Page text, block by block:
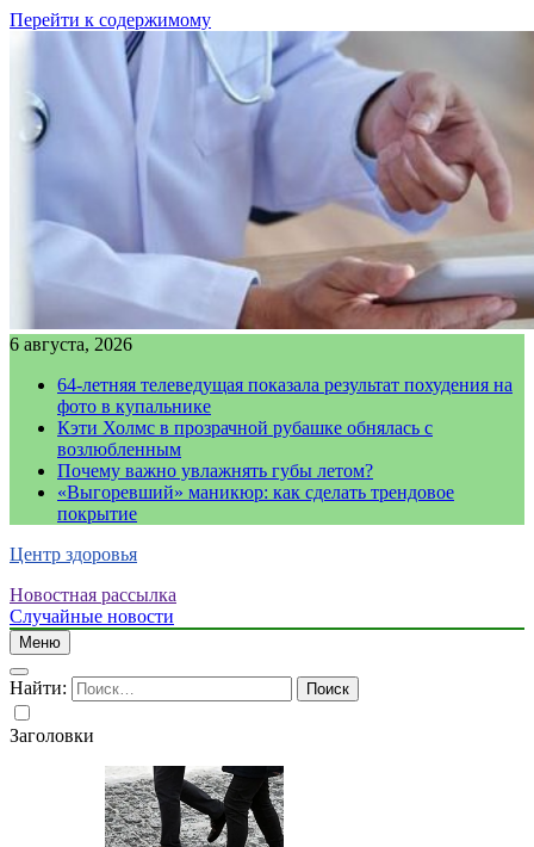
Перейти к содержимому
6 августа, 2026
64-летняя телеведущая показала результат похудения на
фото в купальнике
Кэти Холмс в прозрачной рубашке обнялась с
возлюбленным
Почему важно увлажнять губы летом?
«Выгоревший» маникюр: как сделать трендовое
покрытие
Центр здоровья
Новостная рассылка
Случайные новости
Меню
Найти:
Заголовки